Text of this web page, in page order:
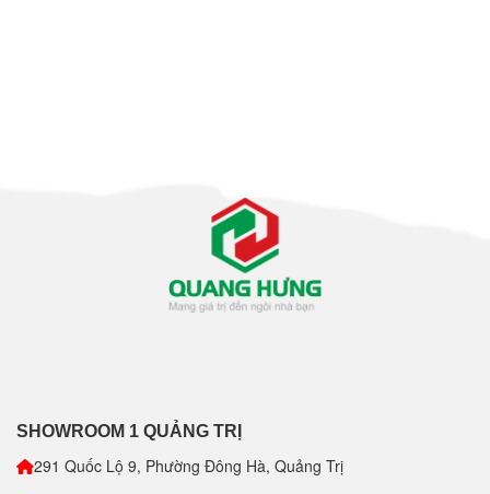
SHOWROOM 1 QUẢNG TRỊ
291 Quốc Lộ 9, Phường Đông Hà, Quảng Trị